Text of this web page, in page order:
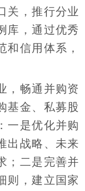
关，推行分业
库，通过优秀
和信用体系，
，畅通并购资
基金、私募股
一是优化并购
出战略、未来
；二是完善并
则，建立国家